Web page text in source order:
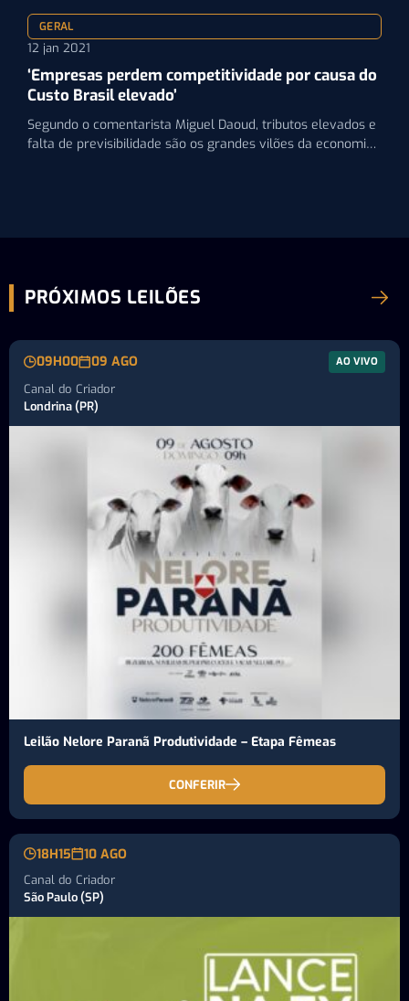
GERAL
12 jan 2021
‘Empresas perdem competitividade por causa do
Custo Brasil elevado’
Segundo o comentarista Miguel Daoud, tributos elevados e
falta de previsibilidade são os grandes vilões da economia
PRÓXIMOS LEILÕES
09H00 09 AGO AO VIVO
Canal do Criador
Londrina (PR)
Leilão Nelore Paranã Produtividade – Etapa Fêmeas
CONFERIR
18H15 10 AGO
Canal do Criador
São Paulo (SP)